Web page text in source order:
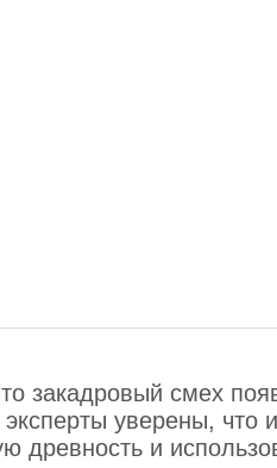
закадровый смех
уверены, что
древность и